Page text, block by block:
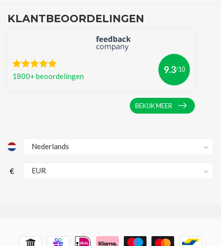
KLANTBEOORDELINGEN
1800+ beoordelingen
9.3/10
BEKIJK MEER
€